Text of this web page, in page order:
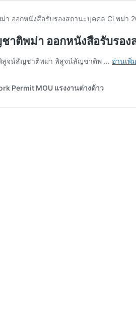
าติพม่า ออกหนังสือรับรอง
สูจน์สัญชาติพม่า พิสูจน์สัญชาติพ … อ่านเพิ่
Permit MOU แรงงานต่างด้าว